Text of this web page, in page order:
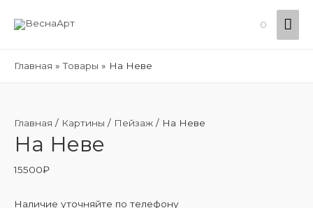
0
Главная Товары На Неве
Главная / Картины / Пейзаж / На Неве
На Неве
15500₽
Наличие уточняйте по телефону